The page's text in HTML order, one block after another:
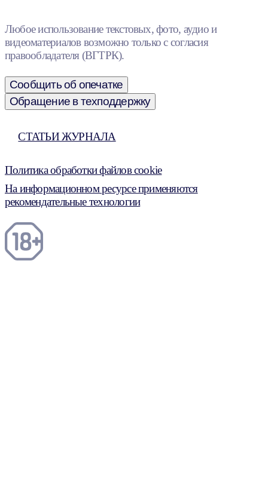
Любое использование текстовых, фото, аудио и
видеоматериалов возможно только с согласия
правообладателя (ВГТРК).
Сообщить об опечатке
Обращение в техподдержку
СТАТЬИ ЖУРНАЛА
Политика обработки файлов cookie
На информационном ресурсе применяются
рекомендательные технологии